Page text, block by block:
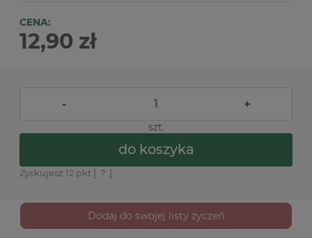
CENA:
12,90 zł
- +
szt.
do koszyka
Zyskujesz 12 pkt [ ? ]
Dodaj do swojej listy życzeń